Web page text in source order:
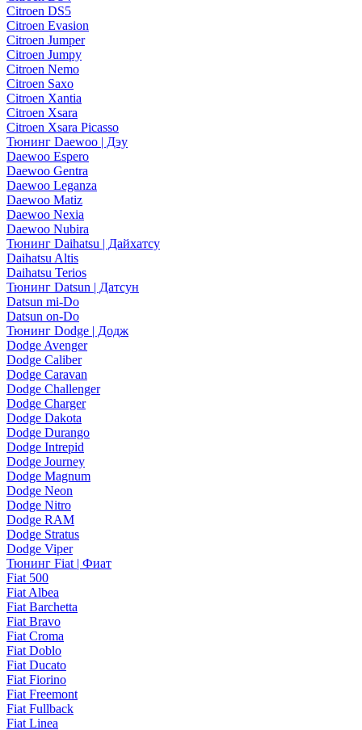
Citroen DS5
Citroen Evasion
Citroen Jumper
Citroen Jumpy
Citroen Nemo
Citroen Saxo
Citroen Xantia
Citroen Xsara
Citroen Xsara Picasso
Тюнинг Daewoo | Дэу
Daewoo Espero
Daewoo Gentra
Daewoo Leganza
Daewoo Matiz
Daewoo Nexia
Daewoo Nubira
Тюнинг Daihatsu | Дайхатсу
Daihatsu Altis
Daihatsu Terios
Тюнинг Datsun | Датсун
Datsun mi-Do
Datsun on-Do
Тюнинг Dodge | Додж
Dodge Avenger
Dodge Caliber
Dodge Caravan
Dodge Challenger
Dodge Charger
Dodge Dakota
Dodge Durango
Dodge Intrepid
Dodge Journey
Dodge Magnum
Dodge Neon
Dodge Nitro
Dodge RAM
Dodge Stratus
Dodge Viper
Тюнинг Fiat | Фиат
Fiat 500
Fiat Albea
Fiat Barchetta
Fiat Bravo
Fiat Croma
Fiat Doblo
Fiat Ducato
Fiat Fiorino
Fiat Freemont
Fiat Fullback
Fiat Linea